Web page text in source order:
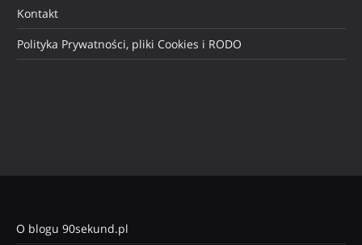
Kontakt
Polityka Prywatności, pliki Cookies i RODO
O blogu 90sekund.pl